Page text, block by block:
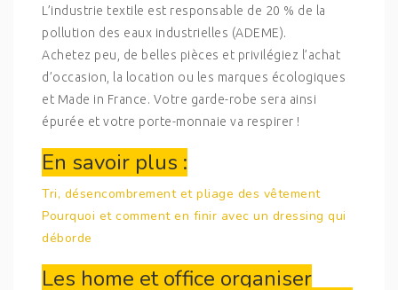
L’industrie textile est responsable de 20 % de la
pollution des eaux industrielles (ADEME).
Achetez peu, de belles pièces et privilégiez l’achat
d’occasion, la location ou les marques écologiques
et Made in France. Votre garde-robe sera ainsi
épurée et votre porte-monnaie va respirer !
En savoir plus :
Tri, désencombrement et pliage des vêtement
Pourquoi et comment en finir avec un dressing qui
déborde
Les home et office organiser